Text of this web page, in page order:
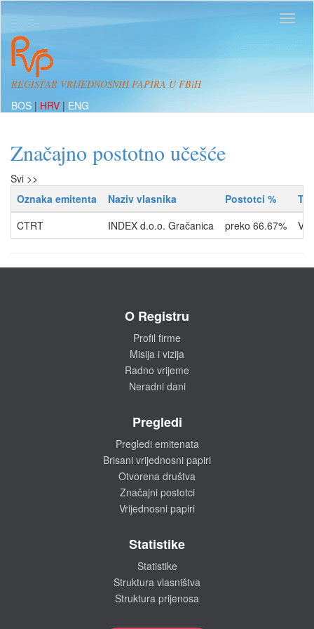
REGISTAR VRIJEDNOSNIH PAPIRA U FBiH
BOS | HRV | ENG
Značajno postotno učešće
Svi >>
Oznaka emitenta
Naziv vlasnika Postotci %
CTRT
INDEX d.o.o. Gračanica preko 66.67%
O Registru
Profil firme
Misija i vizija
Radno vrijeme
Neradni dani
Pregledi
Pregledi emitenata
Brisani vrijednosni papiri
Otvorena društva
Značajni postotci
Vrijednosni papiri
Statistike
Statistike
Struktura vlasništva
Struktura prijenosa